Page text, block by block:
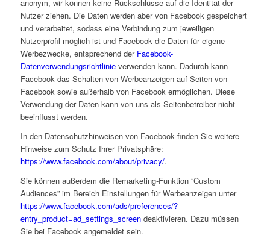
anonym, wir können keine Rückschlüsse auf die Identität der
Nutzer ziehen. Die Daten werden aber von Facebook gespeichert
und verarbeitet, sodass eine Verbindung zum jeweiligen
Nutzerprofil möglich ist und Facebook die Daten für eigene
Werbezwecke, entsprechend der Facebook-
Datenverwendungsrichtlinieverwenden kann. Dadurch kann
Facebook das Schalten von Werbeanzeigen auf Seiten von
Facebook sowie außerhalb von Facebook ermöglichen. Diese
Verwendung der Daten kann von uns als Seitenbetreiber nicht
beeinflusst werden.
In den Datenschutzhinweisen von Facebook finden Sie weitere
Hinweise zum Schutz Ihrer Privatsphäre:
https://www.facebook.com/about/privacy/.
Sie können außerdem die Remarketing-Funktion “Custom
Audiences” im Bereich Einstellungen für Werbeanzeigen unter
https://www.facebook.com/ads/preferences/?
entry_product=ad_settings_screendeaktivieren. Dazu müssen
Sie bei Facebook angemeldet sein.